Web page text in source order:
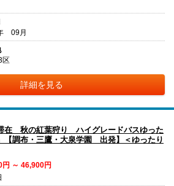
09月
区
詳細を見る
在 秋の紅葉狩り ハイグレードバスゆった
調布・三鷹・大泉学園 出発】＜ゆったり
～ 46,900円